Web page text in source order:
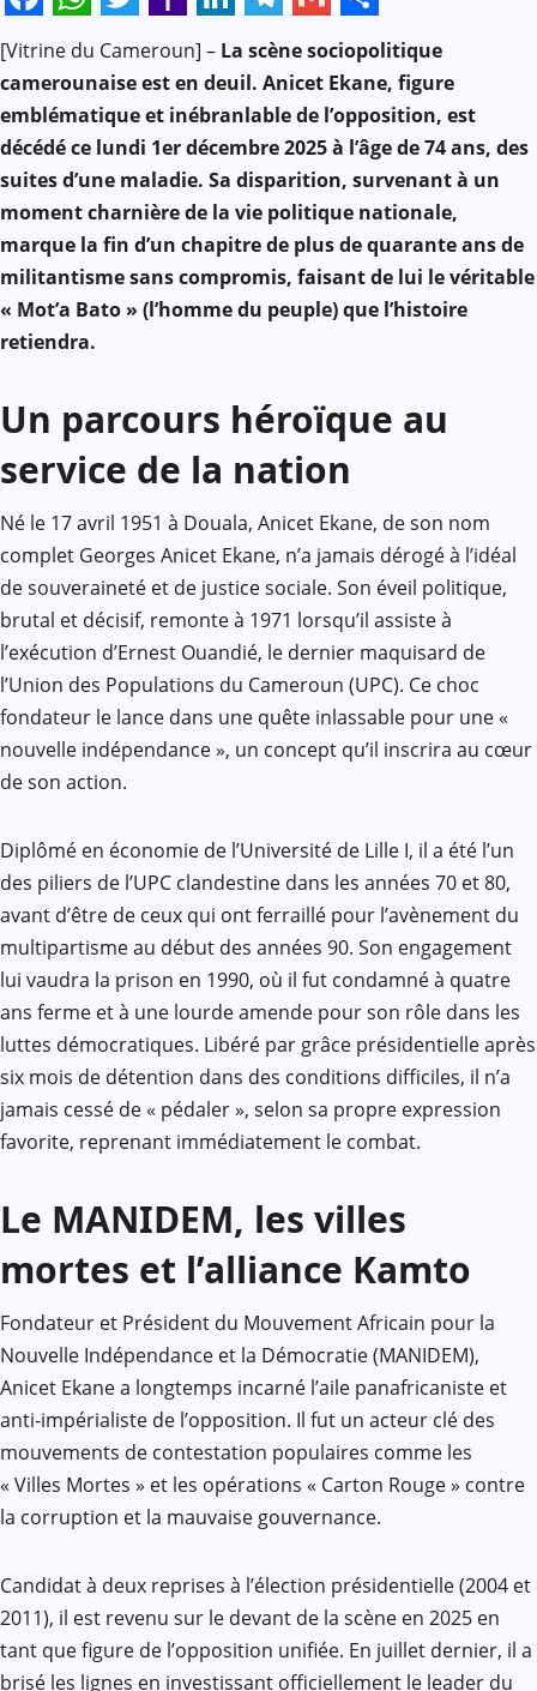
Facebook
WhatsApp
Twitter
Yahoo
Mail
LinkedIn
Telegram
Gmail
Share
[Vitrine du Cameroun] – La scène sociopolitique
camerounaise est en deuil. Anicet Ekane, figure
emblématique et inébranlable de l’opposition, est
décédé ce lundi 1er décembre 2025 à l’âge de 74 ans, des
suites d’une maladie. Sa disparition, survenant à un
moment charnière de la vie politique nationale,
marque la fin d’un chapitre de plus de quarante ans de
militantisme sans compromis, faisant de lui le véritable
« Mot’a Bato » (l’homme du peuple) que l’histoire
retiendra.
Un parcours héroïque au
service de la nation
Né le 17 avril 1951 à Douala, Anicet Ekane, de son nom
complet Georges Anicet Ekane, n’a jamais dérogé à l’idéal
de souveraineté et de justice sociale. Son éveil politique,
brutal et décisif, remonte à 1971 lorsqu’il assiste à
l’exécution d’Ernest Ouandié, le dernier maquisard de
l’Union des Populations du Cameroun (UPC). Ce choc
fondateur le lance dans une quête inlassable pour une «
nouvelle indépendance », un concept qu’il inscrira au cœur
de son action.
Diplômé en économie de l’Université de Lille I, il a été l’un
des piliers de l’UPC clandestine dans les années 70 et 80,
avant d’être de ceux qui ont ferraillé pour l’avènement du
multipartisme au début des années 90. Son engagement
lui vaudra la prison en 1990, où il fut condamné à quatre
ans ferme et à une lourde amende pour son rôle dans les
luttes démocratiques. Libéré par grâce présidentielle après
six mois de détention dans des conditions difficiles, il n’a
jamais cessé de « pédaler », selon sa propre expression
favorite, reprenant immédiatement le combat.
Le MANIDEM, les villes
mortes et l’alliance Kamto
Fondateur et Président du Mouvement Africain pour la
Nouvelle Indépendance et la Démocratie (MANIDEM),
Anicet Ekane a longtemps incarné l’aile panafricaniste et
anti-impérialiste de l’opposition. Il fut un acteur clé des
mouvements de contestation populaires comme les
« Villes Mortes » et les opérations « Carton Rouge » contre
la corruption et la mauvaise gouvernance.
Candidat à deux reprises à l’élection présidentielle (2004 et
2011), il est revenu sur le devant de la scène en 2025 en
tant que figure de l’opposition unifiée. En juillet dernier, il a
brisé les lignes en investissant officiellement le leader du